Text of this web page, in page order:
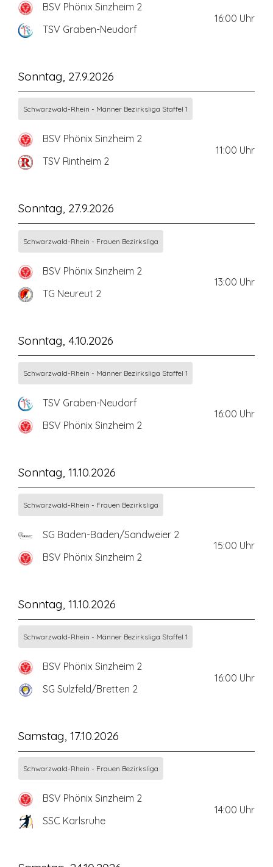
BSV Phönix Sinzheim 2
TSV Graben-Neudorf
16:00 Uhr
Sonntag, 27.9.2026
Schwarzwald-Rhein - Männer Bezirksliga Staffel 1
BSV Phönix Sinzheim 2
TSV Rintheim 2
11:00 Uhr
Sonntag, 27.9.2026
Schwarzwald-Rhein - Frauen Bezirksliga
BSV Phönix Sinzheim 2
TG Neureut 2
13:00 Uhr
Sonntag, 4.10.2026
Schwarzwald-Rhein - Männer Bezirksliga Staffel 1
TSV Graben-Neudorf
BSV Phönix Sinzheim 2
16:00 Uhr
Sonntag, 11.10.2026
Schwarzwald-Rhein - Frauen Bezirksliga
SG Baden-Baden/Sandweier 2
BSV Phönix Sinzheim 2
15:00 Uhr
Sonntag, 11.10.2026
Schwarzwald-Rhein - Männer Bezirksliga Staffel 1
BSV Phönix Sinzheim 2
SG Sulzfeld/Bretten 2
16:00 Uhr
Samstag, 17.10.2026
Schwarzwald-Rhein - Frauen Bezirksliga
BSV Phönix Sinzheim 2
SSC Karlsruhe
14:00 Uhr